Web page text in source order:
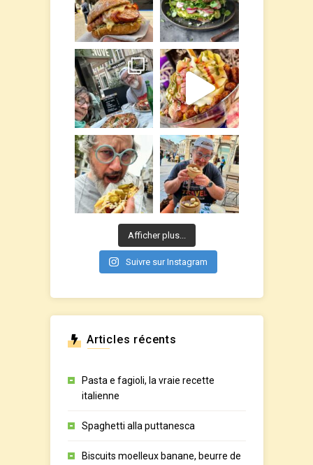
Afficher plus...
Suivre sur Instagram
Articles récents
Pasta e fagioli, la vraie recette
italienne
Spaghetti alla puttanesca
Biscuits moelleux banane, beurre de